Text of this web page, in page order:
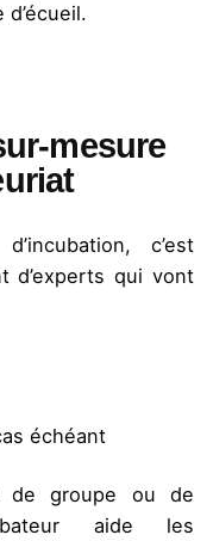
mesure
c’est
d’experts qui vont
échéant
de groupe ou de
aide les